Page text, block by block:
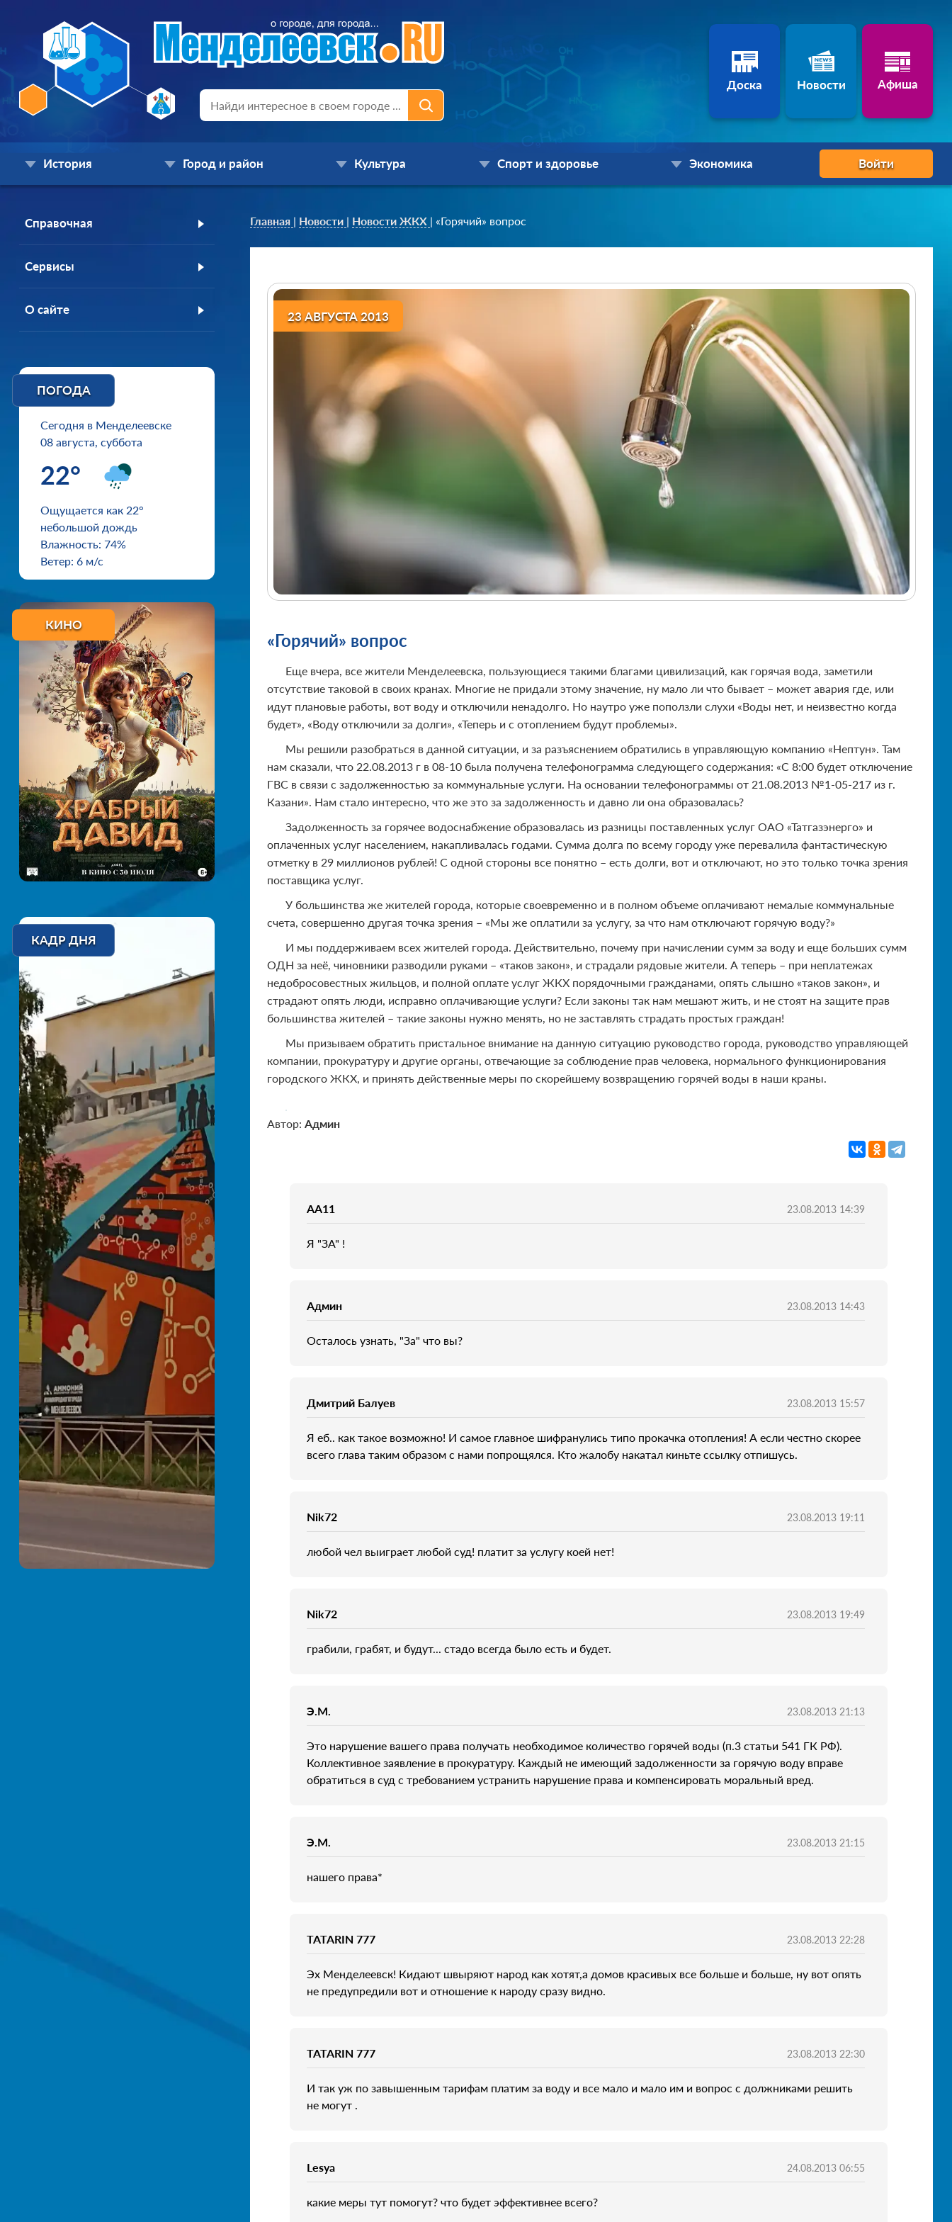
Доска Новости Афиша
История Город и район Культура Спорт и здоровье Экономика Войти
Справочная
Сервисы
О сайте
ПОГОДА
Сегодня в Менделеевске
08 августа, суббота
22°
Ощущается как 22°
небольшой дождь
Влажность: 74%
Ветер: 6 м/с
КИНО
КАДР ДНЯ
Главная | Новости | Новости ЖКХ | «Горячий» вопрос
23 АВГУСТА 2013
«Горячий» вопрос
Еще вчера, все жители Менделеевска, пользующиеся такими благами цивилизаций, как горячая вода, заметили
отсутствие таковой в своих кранах. Многие не придали этому значение, ну мало ли что бывает – может авария где, или
идут плановые работы, вот воду и отключили ненадолго. Но наутро уже поползли слухи «Воды нет, и неизвестно когда
будет», «Воду отключили за долги», «Теперь и с отоплением будут проблемы».
Мы решили разобраться в данной ситуации, и за разъяснением обратились в управляющую компанию «Нептун». Там
нам сказали, что 22.08.2013 г в 08-10 была получена телефонограмма следующего содержания: «С 8:00 будет отключение
ГВС в связи с задолженностью за коммунальные услуги. На основании телефонограммы от 21.08.2013 №1-05-217 из г.
Казани». Нам стало интересно, что же это за задолженность и давно ли она образовалась?
Задолженность за горячее водоснабжение образовалась из разницы поставленных услуг ОАО «Татгазэнерго» и
оплаченных услуг населением, накапливалась годами. Сумма долга по всему городу уже перевалила фантастическую
отметку в 29 миллионов рублей! С одной стороны все понятно – есть долги, вот и отключают, но это только точка зрения
поставщика услуг.
У большинства же жителей города, которые своевременно и в полном объеме оплачивают немалые коммунальные
счета, совершенно другая точка зрения – «Мы же оплатили за услугу, за что нам отключают горячую воду?»
И мы поддерживаем всех жителей города. Действительно, почему при начислении сумм за воду и еще больших сумм
ОДН за неё, чиновники разводили руками – «таков закон», и страдали рядовые жители. А теперь – при неплатежах
недобросовестных жильцов, и полной оплате услуг ЖКХ порядочными гражданами, опять слышно «таков закон», и
страдают опять люди, исправно оплачивающие услуги? Если законы так нам мешают жить, и не стоят на защите прав
большинства жителей – такие законы нужно менять, но не заставлять страдать простых граждан!
Мы призываем обратить пристальное внимание на данную ситуацию руководство города, руководство управляющей
компании, прокуратуру и другие органы, отвечающие за соблюдение прав человека, нормального функционирования
городского ЖКХ, и принять действенные меры по скорейшему возвращению горячей воды в наши краны.
Автор: Админ
AA11 23.08.2013 14:39
Я "ЗА" !
Админ 23.08.2013 14:43
Осталось узнать, "За" что вы?
Дмитрий Балуев 23.08.2013 15:57
Я еб.. как такое возможно! И самое главное шифранулись типо прокачка отопления! А если честно скорее
всего глава таким образом с нами попрощялся. Кто жалобу накатал киньте ссылку отпишусь.
Nik72 23.08.2013 19:11
любой чел выиграет любой суд! платит за услугу коей нет!
Nik72 23.08.2013 19:49
грабили, грабят, и будут... стадо всегда было есть и будет.
Э.М. 23.08.2013 21:13
Это нарушение вашего права получать необходимое количество горячей воды (п.3 статьи 541 ГК РФ).
Коллективное заявление в прокуратуру. Каждый не имеющий задолженности за горячую воду вправе
обратиться в суд с требованием устранить нарушение права и компенсировать моральный вред.
Э.М. 23.08.2013 21:15
нашего права*
TATARIN 777 23.08.2013 22:28
Эх Менделеевск! Кидают швыряют народ как хотят,а домов красивых все больше и больше, ну вот опять
не предупредили вот и отношение к народу сразу видно.
TATARIN 777 23.08.2013 22:30
И так уж по завышенным тарифам платим за воду и все мало и мало им и вопрос с должниками решить
не могут .
Lesya 24.08.2013 06:55
какие меры тут помогут? что будет эффективнее всего?